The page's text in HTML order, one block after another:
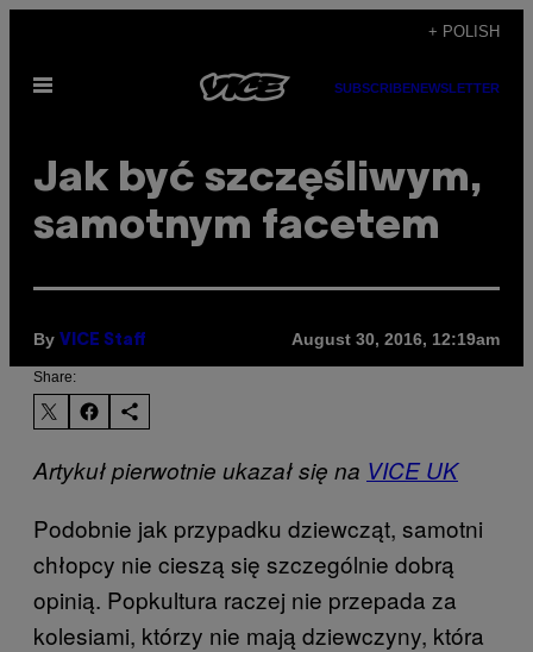
content
+ POLISH
Open
SUBSCRIBENEWSLETTER
Jak być szczęśliwym,
samotnym facetem
By VICE Staff August 30, 2016, 12:19am
Share:
Artykuł pierwotnie ukazał się na VICE UK
Podobnie jak przypadku dziewcząt, samotni
chłopcy nie cieszą się szczególnie dobrą
opinią. Popkultura raczej nie przepada za
kolesiami, którzy nie mają dziewczyny, która